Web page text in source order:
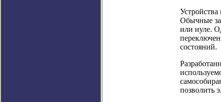
Обычные
или нуле.
состояний.
позволить